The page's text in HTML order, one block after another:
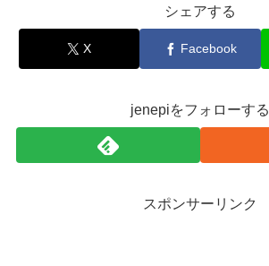
シェアする
X Facebook
jenepiをフォローする
スポンサーリンク